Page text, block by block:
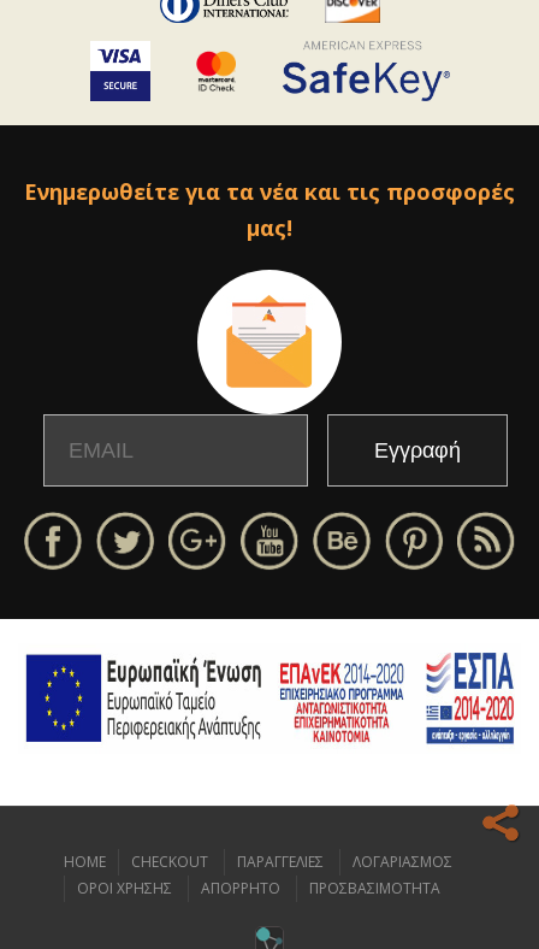
Ενημερωθείτε για τα νέα και τις προσφορές
μας!
Ο ιστοχώρος μας κάνει χρήση cookies για να σας προσφέρει την
HOME CHECKOUT ΠΑΡΑΓΓΕΛΙΕΣ
ΛΟΓΑΡΙΑΣΜΟΣ
ΟΡΟΙ ΧΡΗΣΗΣ
ΑΠΟΡΡΗΤΟ ΠΡΟΣΒΑΣΙΜΟΤΗΤΑ